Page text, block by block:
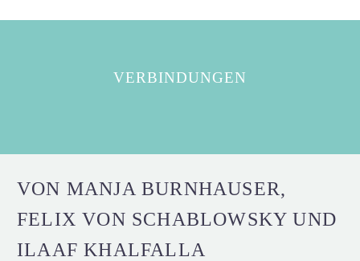
VERBINDUNGEN
VON MANJA BURNHAUSER,
FELIX VON SCHABLOWSKY UND
ILAAF KHALFALLA